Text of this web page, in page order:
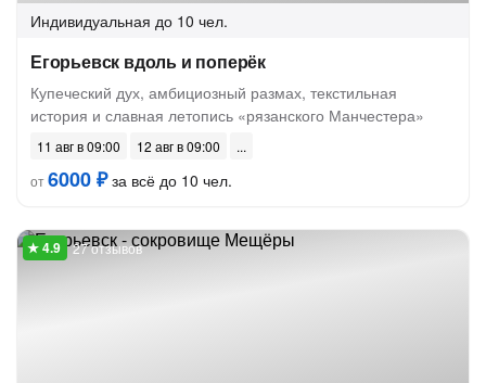
Индивидуальная до 10 чел.
Егорьевск вдоль и поперёк
Купеческий дух, амбициозный размах, текстильная
история и славная летопись «рязанского Манчестера»
11 авг в 09:00
12 авг в 09:00
от6000 ₽за всё до 10 чел.
27 отзывов